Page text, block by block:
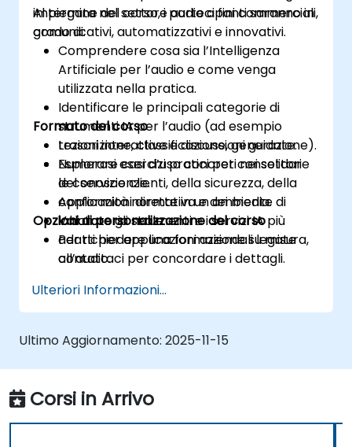
impiegata nel settore audio a fini commerciali,
comunicativi, automatizzativi e innovativi.
Al termine del corso, i partecipanti saranno in
grado di:
Comprendere cosa sia l’Intelligenza
Artificiale per l’audio e come venga
utilizzata nella pratica.
Identificare le principali categorie di
strumenti IA per l’audio (ad esempio
trascrizione, classificazione, generazione).
Esplorare casi d’uso concreti nei settori
del servizio clienti, della sicurezza, della
conformità normativa e dei media.
Valutare gli strumenti e i servizi IA più
adatti per applicazioni aziendali legate
all’audio.
Formato del corso
Lezioni interattive e discussioni guidate.
Numerosi esercizi pratici per consolidare
le conoscenze.
Applicazioni dirette in un ambiente di
laboratorio reale.
Opzioni di personalizzazione del corso
Per richiedere una formazione su misura,
contattaci per concordare i dettagli.
Ulteriori Informazioni...
Ultimo Aggiornamento: 2025-11-15
Corsi in Arrivo